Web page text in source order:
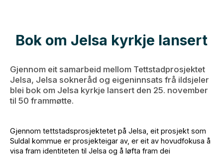
Bok om Jelsa kyrkje lansert
Gjennom eit samarbeid mellom Tettstadprosjektet
Jelsa, Jelsa sokneråd og eigeninnsats frå ildsjeler
blei bok om Jelsa kyrkje lansert den 25. november
til 50 frammøtte.
Gjennom tettstadsprosjektetet på Jelsa, eit prosjekt som
Suldal kommue er prosjekteigar av, er eit av hovudfokusa å
visa fram identiteten til Jelsa og å løfta fram dei